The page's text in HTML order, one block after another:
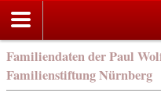
Familiendaten der Paul
Familienstiftung Nürnberg